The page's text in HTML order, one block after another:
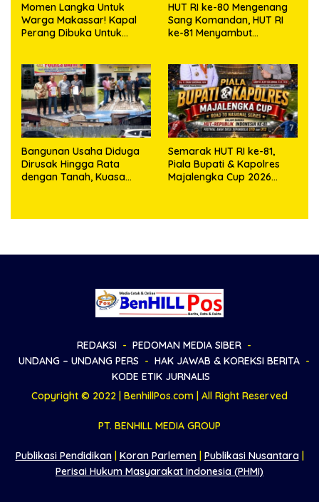
Momen Langka Untuk
Warga Makassar! Kapal
Perang Dibuka Untuk
HUT RI ke-80 Mengenang
Sang Komandan, HUT RI
ke-81 Menyambut
Bangunan Usaha Diduga
Dirusak Hingga Rata
dengan Tanah, Kuasa
Semarak HUT RI ke-81,
Piala Bupati & Kapolres
Majalengka Cup 2026
REDAKSI
PEDOMAN MEDIA SIBER
UNDANG – UNDANG PERS
HAK JAWAB & KOREKSI BERITA
KODE ETIK JURNALIS
Copyright © 2022 | BenhillPos.com | All Right Reserved
PT. BENHILL MEDIA GROUP
Publikasi Pendidikan| Koran Parlemen| Publikasi Nusantara|
Perisai Hukum Masyarakat Indonesia (PHMI)